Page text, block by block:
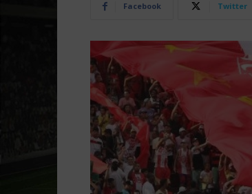
Facebook Twitter